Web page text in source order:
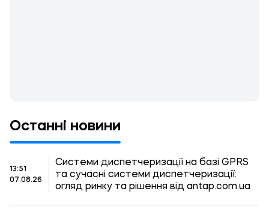
Останні новини
13:51
07.08.26
Системи диспетчеризації на базі GPRS
та сучасні системи диспетчеризації:
огляд ринку та рішення від antap.com.ua